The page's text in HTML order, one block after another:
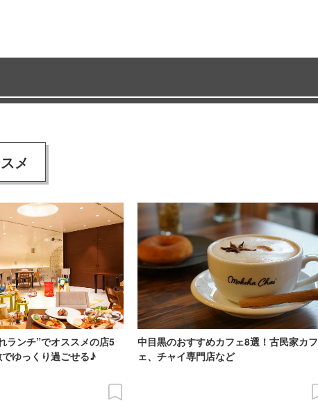
メ
ランチ”でオススメの店5
ゆっくり過ごせる♪
中目黒のおすすめカフェ8選！古民家カフ
ェ、チャイ専門店など